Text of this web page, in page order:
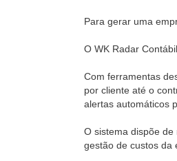
Para gerar uma
O WK Radar
Com ferramentas
por cliente até o
alertas automáticos
O sistema dispõe
gestão de custos da